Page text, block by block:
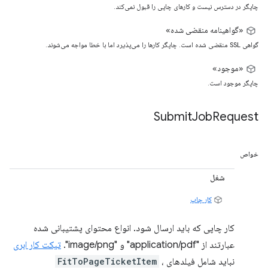
چاپگر در دسترس نیست و کارهای چاپی را قبول نمی‌کند.
«گواهینامه منقضی شده»
گواهی SSL منقضی شده است. چاپگر کارها را می‌پذیرد اما با خطا مواجه می‌شوند.
«موجود»
چاپگر موجود است.
SubmitJobRequest
خواص
شغل
کار چاپ
کار چاپی که باید ارسال شود. انواع محتوای پشتیبانی شده
عبارتند از "application/pdf" و "image/png".
تیکت کار ابری
نباید شامل فیلدهای
FitToPageTicketItem ،